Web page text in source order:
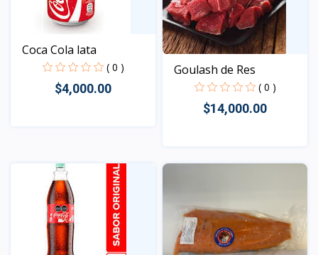
Coca Cola lata
( 0 )
$4,000.00
Goulash de Res
( 0 )
$14,000.00
Vista